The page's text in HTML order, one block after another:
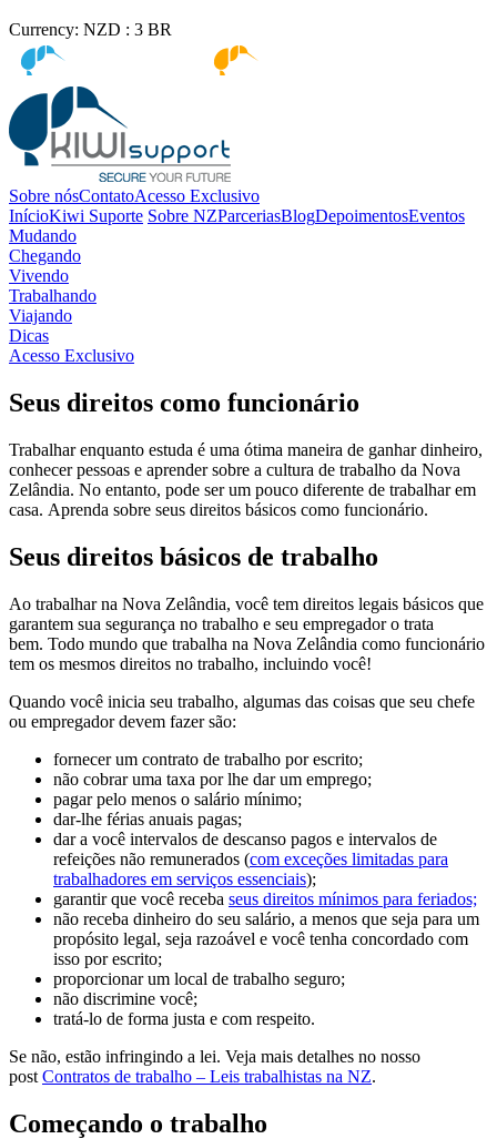
Currency: NZD : 3 BR
Sobre nósContatoAcesso Exclusivo
InícioKiwi Suporte Sobre NZParceriasBlogDepoimentosEventos
Mudando
Chegando
Vivendo
Trabalhando
Viajando
Dicas
Acesso Exclusivo
Seus direitos como funcionário
Trabalhar enquanto estuda é uma ótima maneira de ganhar dinheiro,
conhecer pessoas e aprender sobre a cultura de trabalho da Nova
Zelândia. No entanto, pode ser um pouco diferente de trabalhar em
casa. Aprenda sobre seus direitos básicos como funcionário.
Seus direitos básicos de trabalho
Ao trabalhar na Nova Zelândia, você tem direitos legais básicos que
garantem sua segurança no trabalho e seu empregador o trata
bem. Todo mundo que trabalha na Nova Zelândia como funcionário
tem os mesmos direitos no trabalho, incluindo você!
Quando você inicia seu trabalho, algumas das coisas que seu chefe
ou empregador devem fazer são:
fornecer um contrato de trabalho porescrito;
não cobrar uma taxa por lhe dar um emprego;
pagar pelo menos o salário mínimo;
dar-lhe férias anuais pagas;
dar a você intervalos de descanso pagos e intervalos de
refeições não remunerados (com exceções limitadas para
trabalhadores em serviços essenciais);
garantir que você receba seus direitos mínimos para feriados;
não receba dinheiro do seu salário, a menos que seja para um
propósito legal, seja razoável e você tenha concordado com
isso por escrito;
proporcionar um local de trabalho seguro;
não discrimine você;
tratá-lo de forma justa e com respeito.
Se não, estão infringindo a lei. Veja mais detalhes no nosso
post Contratos de trabalho – Leis trabalhistas na NZ.
Começando o trabalho